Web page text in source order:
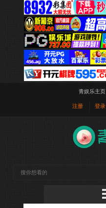
青娱乐主页
注册 登录